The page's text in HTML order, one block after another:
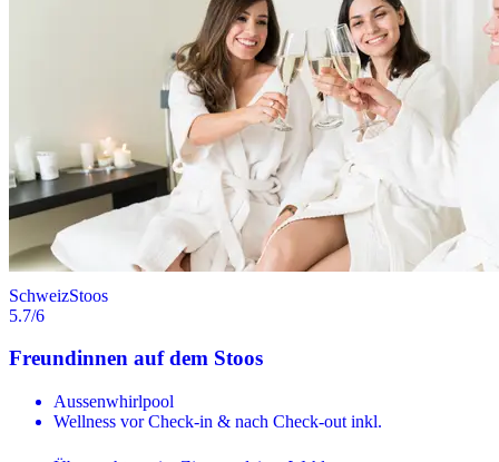
SchweizStoos
5.7/6
Freundinnen auf dem Stoos
Aussenwhirlpool
Wellness vor Check-in & nach Check-out inkl.